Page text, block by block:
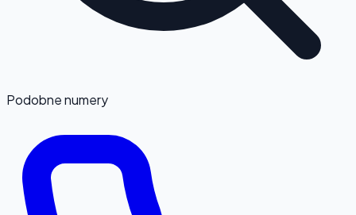
Podobne numery